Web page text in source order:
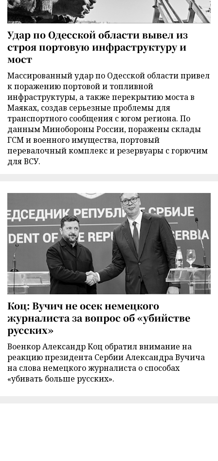
Удар по Одесской области вывел из
строя портовую инфраструктуру и
мост
Массированный удар по Одесской области привел
к поражению портовой и топливной
инфраструктуры, а также перекрытию моста в
Маяках, создав серьезные проблемы для
транспортного сообщения с югом региона. По
данным Минобороны России, поражены склады
ГСМ и военного имущества, портовый
перевалочный комплекс и резервуары с горючим
для ВСУ.
Коц: Вучич не осек немецкого
журналиста за вопрос об «убийстве
русских»
Военкор Александр Коц обратил внимание на
реакцию президента Сербии Александра Вучича
на слова немецкого журналиста о способах
«убивать больше русских».